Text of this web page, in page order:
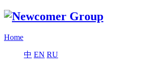
Home
中 EN RU